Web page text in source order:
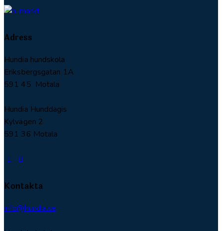
Adress
Hundia hundskola
Eriksbergsgatan 1A
591 45 Motala
Hundia Hunddagis
Kylvägen 2
591 36 Motala
Kontakta
info@hundia.se